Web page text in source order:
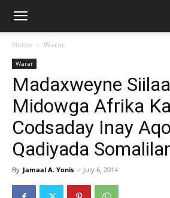
Home Warar
Warar
Madaxweyne
Midowga Afrika Ka
Codsaday Inay
Qadiyada
By Jamaal A. Yonis - July 6, 2014